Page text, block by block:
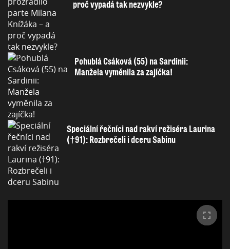
proč vypadá tak nezvykle?
Pohublá Csáková (55) na Sardinii:
Manžela vyměnila za zajíčka!
Speciální řečníci nad rakví režiséra Laurina
(†91): Rozbrečeli i dceru Sabinu